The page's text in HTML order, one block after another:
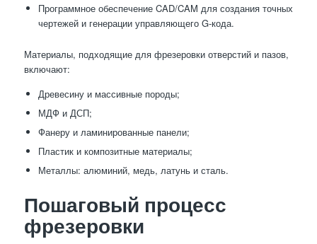
Программное обеспечение CAD/CAM для создания точных
чертежей и генерации управляющего G-кода.
Материалы, подходящие для фрезеровки отверстий и пазов,
включают:
Древесину и массивные породы;
МДФ и ДСП;
Фанеру и ламинированные панели;
Пластик и композитные материалы;
Металлы: алюминий, медь, латунь и сталь.
Пошаговый процесс
фрезеровки